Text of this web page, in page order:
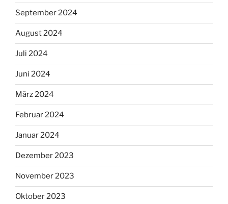
September 2024
August 2024
Juli 2024
Juni 2024
März 2024
Februar 2024
Januar 2024
Dezember 2023
November 2023
Oktober 2023